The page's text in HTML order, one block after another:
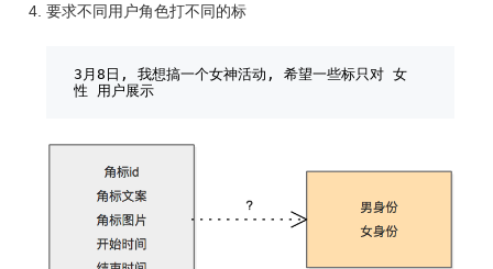
要求不同用户角色打不同的标
3月8日, 我想搞一个女神活动, 希望一些标只对 女
性 用户展示